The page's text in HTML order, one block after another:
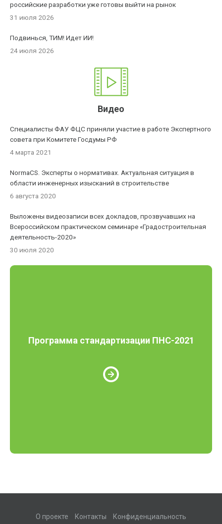
российские разработки уже готовы выйти на рынок
31 июля 2026
Подвинься, ТИМ! Идет ИИ!
24 июля 2026
Видео
Специалисты ФАУ ФЦС приняли участие в работе Экспертного
совета при Комитете Госдумы РФ
4 марта 2021
NormaCS. Эксперты о нормативах. Актуальная ситуация в
области инженерных изысканий в строительстве
6 августа 2020
Выложены видеозаписи всех докладов, прозвучавших на
Всероссийском практическом семинаре «Градостроительная
деятельность-2020»
30 июля 2020
Программа стандартизации ПНС-2021
О проекте Контакты Конфиденциальность